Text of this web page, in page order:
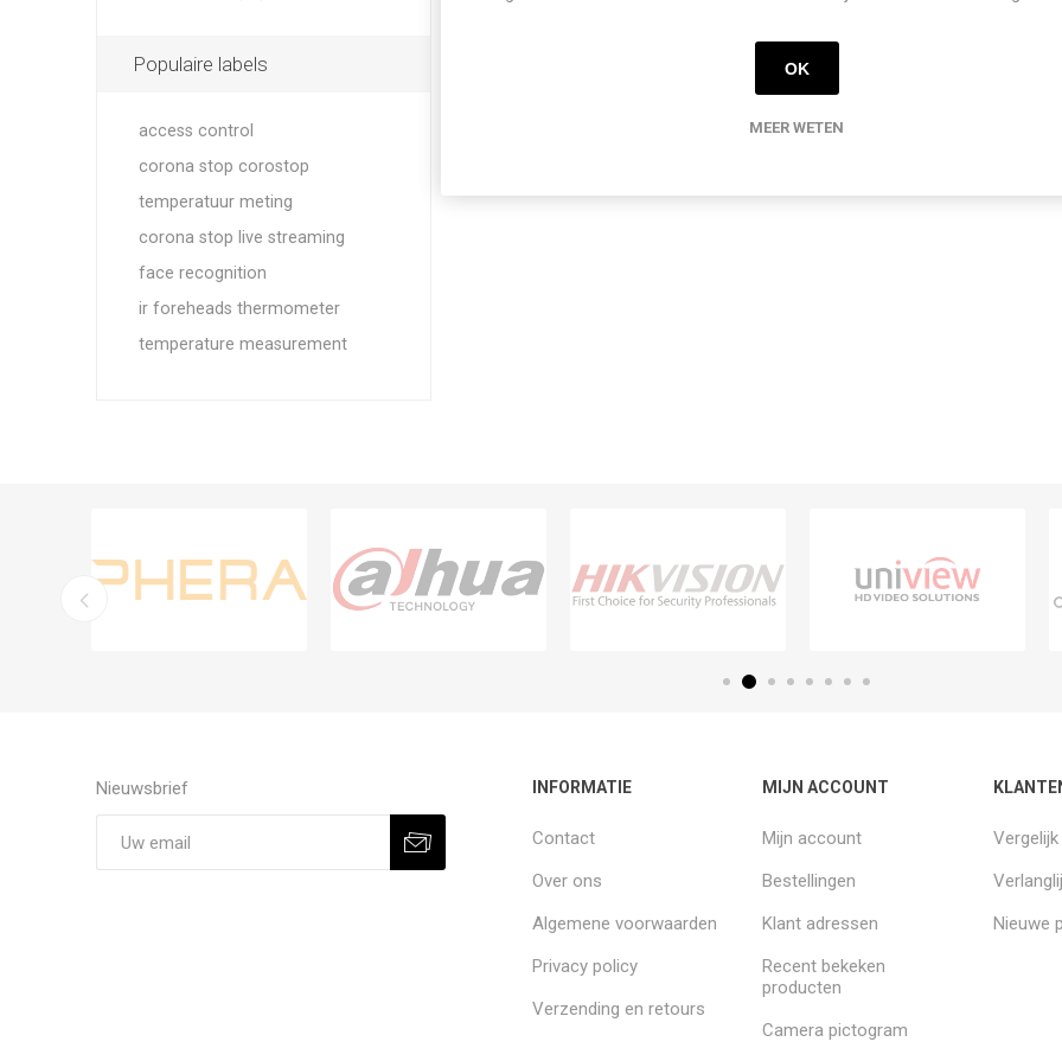
Populaire labels
access control
corona stop corostop
temperatuur meting
corona stop live streaming
face recognition
ir foreheads thermometer
temperature measurement
Nieuwsbrief INFORMATIE
Contact
Over ons
Algemene voorwaarden
Privacy policy
Verzending en retours
MIJN ACCOUNT
Mijn account
Bestellingen
Klant adressen
Recent bekeken
producten
Camera pictogram
Nieuwe
OK
MEER WETEN